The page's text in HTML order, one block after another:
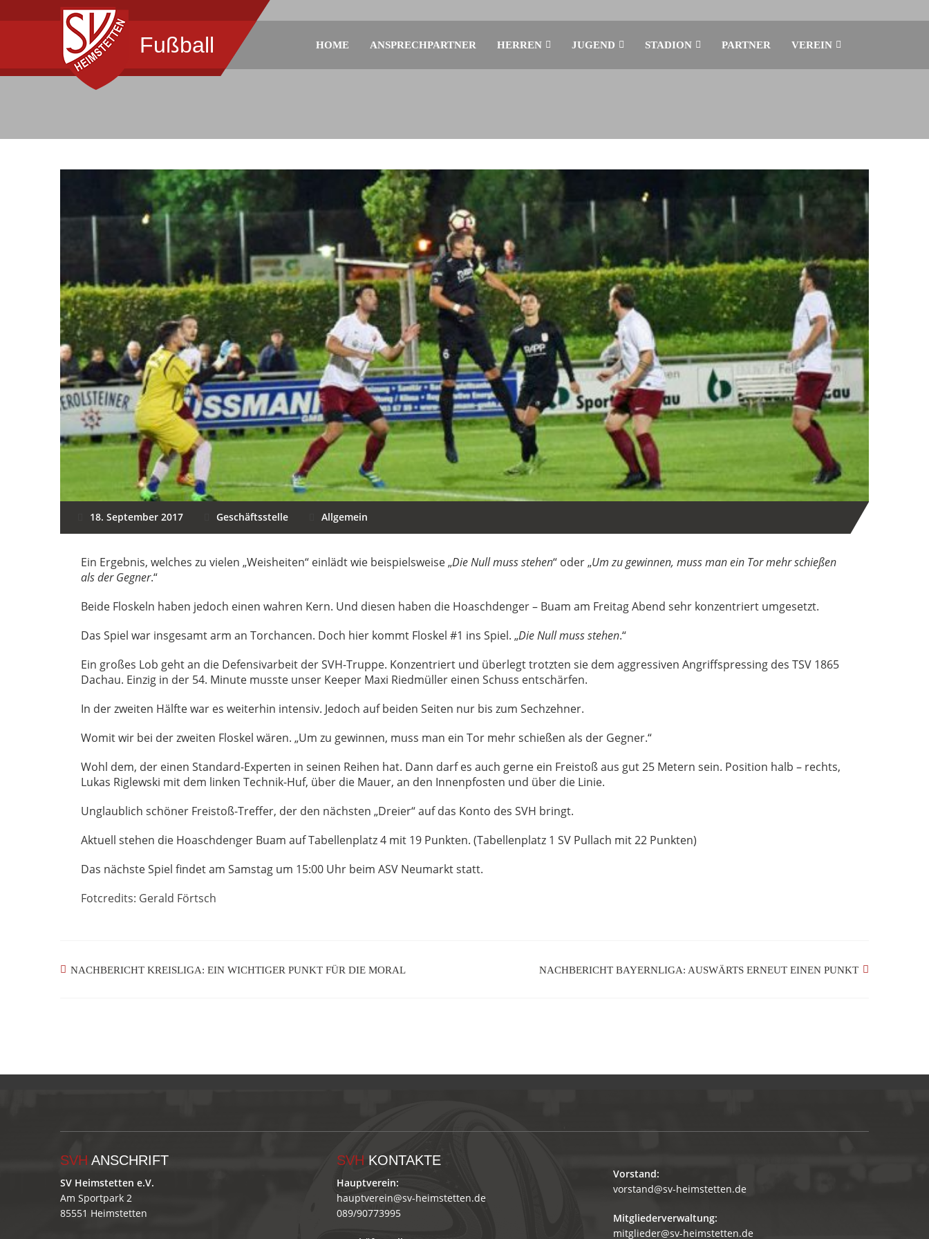
Fußball HOME ANSPRECHPARTNER HERREN JUGEND STADION PARTNER VEREIN
18. September 2017 Geschäftsstelle Allgemein
Ein Ergebnis, welches zu vielen „Weisheiten“ einlädt wie beispielsweise „Die Null muss stehen“ oder „Um zu gewinnen, muss man ein Tor mehr schießen
als der Gegner.“
Beide Floskeln haben jedoch einen wahren Kern. Und diesen haben die Hoaschdenger – Buam am Freitag Abend sehr konzentriert umgesetzt.
Das Spiel war insgesamt arm an Torchancen. Doch hier kommt Floskel #1 ins Spiel. „Die Null muss stehen.“
Ein großes Lob geht an die Defensivarbeit der SVH-Truppe. Konzentriert und überlegt trotzten sie dem aggressiven Angriffspressing des TSV 1865
Dachau. Einzig in der 54. Minute musste unser Keeper Maxi Riedmüller einen Schuss entschärfen.
In der zweiten Hälfte war es weiterhin intensiv. Jedoch auf beiden Seiten nur bis zum Sechzehner.
Womit wir bei der zweiten Floskel wären. „Um zu gewinnen, muss man ein Tor mehr schießen als der Gegner.“
Wohl dem, der einen Standard-Experten in seinen Reihen hat. Dann darf es auch gerne ein Freistoß aus gut 25 Metern sein. Position halb – rechts,
Lukas Riglewski mit dem linken Technik-Huf, über die Mauer, an den Innenpfosten und über die Linie.
Unglaublich schöner Freistoß-Treffer, der den nächsten „Dreier“ auf das Konto des SVH bringt.
Aktuell stehen die Hoaschdenger Buam auf Tabellenplatz 4 mit 19 Punkten. (Tabellenplatz 1 SV Pullach mit 22 Punkten)
Das nächste Spiel findet am Samstag um 15:00 Uhr beim ASV Neumarkt statt.
Fotcredits: Gerald Förtsch
NACHBERICHT KREISLIGA: EIN WICHTIGER PUNKT FÜR DIE MORAL NACHBERICHT BAYERNLIGA: AUSWÄRTS ERNEUT EINEN PUNKT
SVH ANSCHRIFT
SV Heimstetten e.V.
Am Sportpark 2
85551 Heimstetten
SVH KONTAKTE
Hauptverein:
hauptverein@sv-heimstetten.de
089/90773995
Vorstand:
vorstand@sv-heimstetten.de
Mitgliederverwaltung:
mitglieder@sv-heimstetten.de